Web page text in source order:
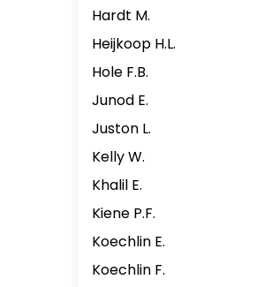
Hardt M.
Heijkoop H.L.
Hole F.B.
Junod E.
Juston L.
Kelly W.
Khalil E.
Kiene P.F.
Koechlin E.
Koechlin F.